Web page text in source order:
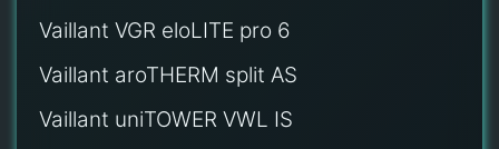
Vaillant VGR eloLITE pro 6
Vaillant aroTHERM split AS
Vaillant uniTOWER VWL IS